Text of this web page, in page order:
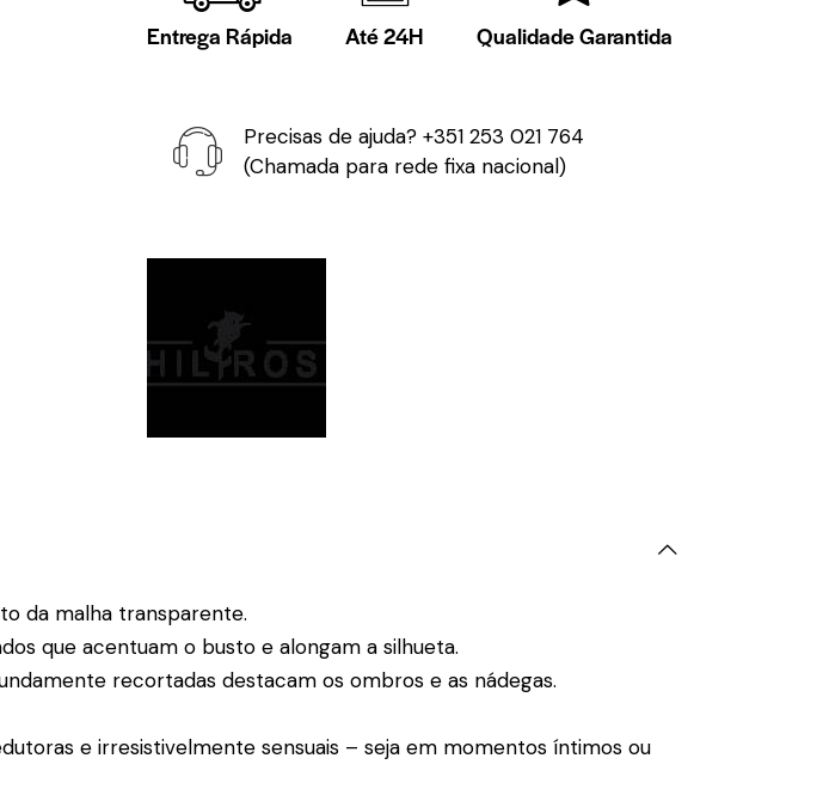
Entrega Rápida Até 24H Qualidade Garantida
Precisas de ajuda? +351 253 021 764
(Chamada para rede fixa nacional)
da malha transparente.
que acentuam o busto e alongam a silhueta.
recortadas destacam os ombros e as nádegas.
e irresistivelmente sensuais – seja em momentos íntimos ou